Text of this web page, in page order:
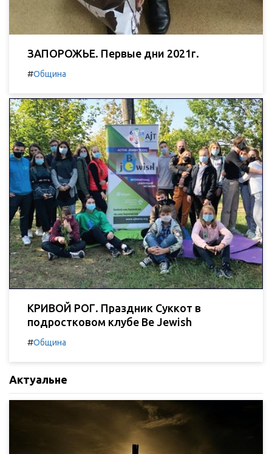
ЗАПОРОЖЬЕ. Первые дни 2021г.
#Община
КРИВОЙ РОГ. Праздник Суккот в
подростковом клубе Be Jewish
#Община
Актуальне